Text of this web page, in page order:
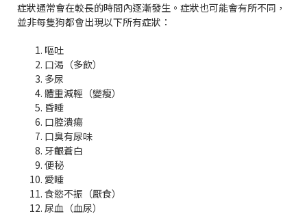
症狀通常會在較長的時間內逐漸發生。症狀也可能會有所不同，
並非每隻狗都會出現以下所有症狀：
嘔吐
口渴（多飲）
多尿
體重減輕（變瘦）
昏睡
口腔潰瘍
口臭有尿味
牙齦蒼白
便秘
愛睡
食慾不振（厭食）
尿血（血尿）